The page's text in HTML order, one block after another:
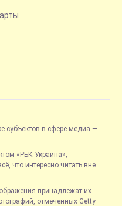
субъектов в сфере медиа —
«РБК-Украина»,
что интересно читать вне
принадлежат их
отмеченных Getty